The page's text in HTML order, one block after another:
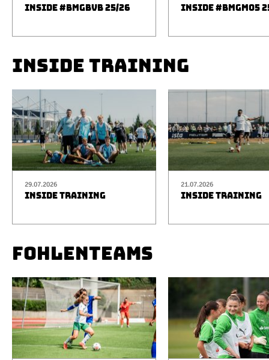
INSIDE #BMGBVB 25/26 INSIDE #BMGM05
INSIDE TRAINING
29.07.2026
INSIDE TRAINING
21.07.2026
INSIDE TRAINING
FOHLENTEAMS